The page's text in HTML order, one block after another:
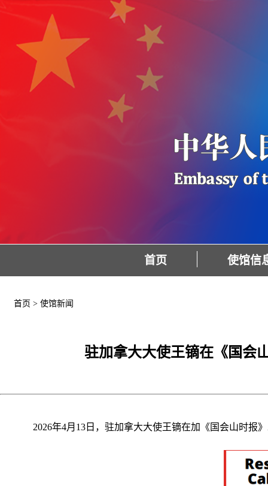
首页 使馆信
首页 > 使馆新闻
驻加拿大大使王镝在《国会
2026年4月13日，驻加拿大大使王镝在加《国会山时报